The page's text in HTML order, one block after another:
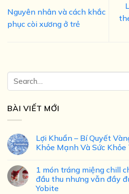
Nguyên nhân và cách khắc
phục còi xương ở trẻ
BÀI VIẾT MỚI
Lợi Khuẩn – Bí Quyết
Khỏe Mạnh Và Sức Khỏe
1 món tráng miệng chill
đầu thu nhưng vẫn đầy
Yobite